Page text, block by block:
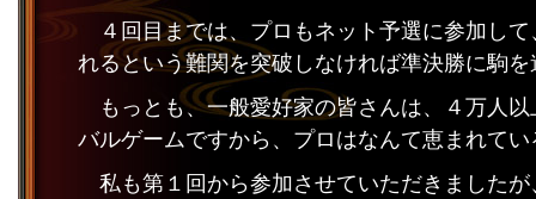
４回目までは、プロもネット予選に参加し
れるという難関を突破しなければ準決勝に駒
もっとも、一般愛好家の皆さんは、４万人
バルゲームですから、プロはなんて恵まれて
私も第１回から参加させていただきました